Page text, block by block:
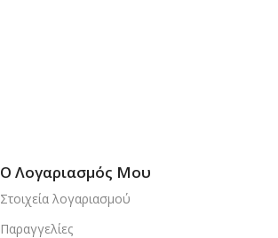
Ο Λογαριασμός Μου
Στοιχεία λογαριασμού
Παραγγελίες